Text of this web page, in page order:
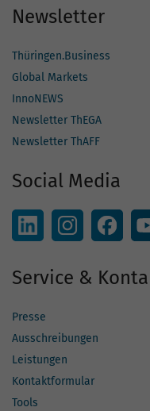
Newsletter
Thüringen.Business
Global Markets
InnoNEWS
Newsletter ThEGA
Newsletter ThAFF
Social Media
Service &
Presse
Ausschreibungen
Leistungen
Kontaktformular
Tools